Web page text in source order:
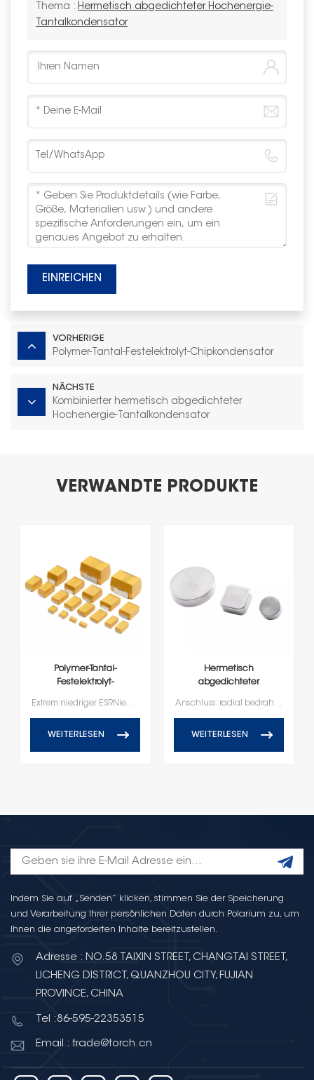
Thema : Hermetisch abgedichteter Hochenergie-
Tantalkondensator
EINREICHEN
VORHERIGE
Polymer-Tantal-Festelektrolyt-Chipkondensator
NÄCHSTE
Kombinierter hermetisch abgedichteter
Hochenergie-Tantalkondensator
VERWANDTE PRODUKTE
Polymer-Tantal-
Festelektrolyt-
Extrem niedriger ESRNiedriger LeckstromHochfrequenzkapazitätserhaltungBleifreier Anschluss, RoHS-konform
WEITERLESEN
Hermetisch
abgedichteter
Anschluss: radial bedrahtet100 % beschleunigte Steady-State-Alterung100 % Temperaturstabilität100 % LuftdruckNennspannung von 10V-150VBetriebstemperaturbereich von -55℃ bis +125℃
WEITERLESEN
Indem Sie auf „Senden“ klicken, stimmen Sie der Speicherung
und Verarbeitung Ihrer persönlichen Daten durch Polarium zu, um
Ihnen die angeforderten Inhalte bereitzustellen.
Adresse : NO.58 TAIXIN STREET, CHANGTAI STREET,
LICHENG DISTRICT, QUANZHOU CITY, FUJIAN
PROVINCE, CHINA
Tel :86-595-22353515
Email : trade@torch.cn